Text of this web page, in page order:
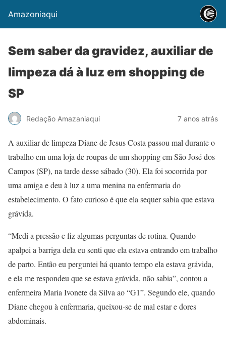
Amazoniaqui
Sem saber da gravidez, auxiliar de
limpeza dá à luz em shopping de
SP
Redação Amazaniaqui 7 anos atrás
A auxiliar de limpeza Diane de Jesus Costa passou mal durante o
trabalho em uma loja de roupas de um shopping em São José dos
Campos (SP), na tarde desse sábado (30). Ela foi socorrida por
uma amiga e deu à luz a uma menina na enfermaria do
estabelecimento. O fato curioso é que ela sequer sabia que estava
grávida.
“Medi a pressão e fiz algumas perguntas de rotina. Quando
apalpei a barriga dela eu senti que ela estava entrando em trabalho
de parto. Então eu perguntei há quanto tempo ela estava grávida,
e ela me respondeu que se estava grávida, não sabia”, contou a
enfermeira Maria Ivonete da Silva ao “G1”. Segundo ele, quando
Diane chegou à enfermaria, queixou-se de mal estar e dores
abdominais.